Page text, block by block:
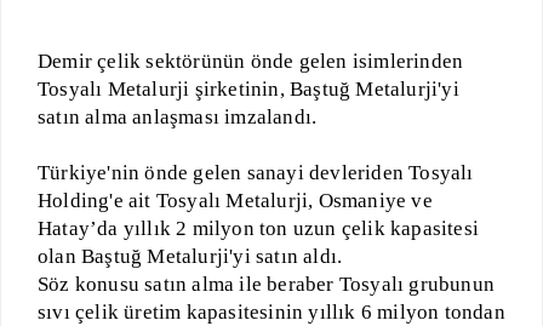
Demir çelik sektörünün önde gelen isimlerinden
Tosyalı Metalurji şirketinin, Baştuğ Metalurji'yi
satın alma anlaşması imzalandı.
Türkiye'nin önde gelen sanayi devleriden Tosyalı
Holding'e ait Tosyalı Metalurji, Osmaniye ve
Hatay’da yıllık 2 milyon ton uzun çelik kapasitesi
olan Baştuğ Metalurji'yi satın aldı.
Söz konusu satın alma ile beraber Tosyalı grubunun
sıvı çelik üretim kapasitesinin yıllık 6 milyon tondan